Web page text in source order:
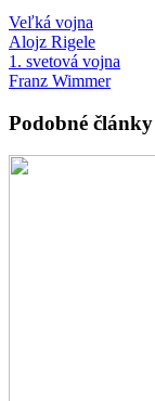
Veľká vojna
Alojz Rigele
1. svetová vojna
Franz Wimmer
Podobné články